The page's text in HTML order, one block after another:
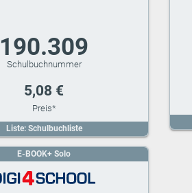
Liste: Schulbuchliste
190.309
5,08 €
E-BOOK+ Solo